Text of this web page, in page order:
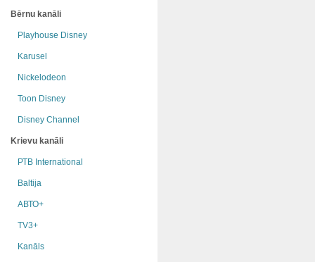
Bērnu kanāli
Playhouse Disney
Karusel
Nickelodeon
Toon Disney
Disney Channel
Krievu kanāli
РТB International
Baltija
АВТО+
TV3+
Kanāls